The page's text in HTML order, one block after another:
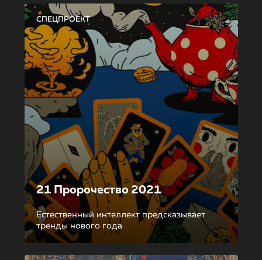
СПЕЦПРОЕКТ
21 Пророчество 2021
Естественный интеллект предсказывает
тренды нового года